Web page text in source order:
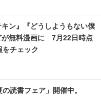
キン』『どうしようもない僕
が無料漫画に 7月22日時点
チェック
の読書フェア」開催中。